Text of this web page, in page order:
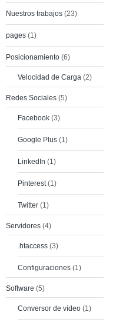
Nuestros trabajos (23)
pages (1)
Posicionamiento (6)
Velocidad de Carga (2)
Redes Sociales (5)
Facebook (3)
Google Plus (1)
LinkedIn (1)
Pinterest(1)
Twitter (1)
Servidores (4)
.htaccess (3)
Configuraciones (1)
Software (5)
Conversor de vídeo (1)